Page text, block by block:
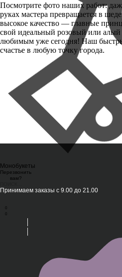
Монобукеты
Перезвонить
вам?
Принимаем заказы с 9.00 до 21.00
0
0
Посмотрите фото наших работ:
руках мастера превращается в
высокое качество — главные
свой идеальный розовый или алый
любимым уже сегодня! Наш
счастье в любую точку города.